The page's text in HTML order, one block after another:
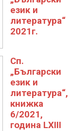
език и
литература“
2021г.
Сп.
„Български
език и
литература“,
книжка
6/2021,
година LXIII